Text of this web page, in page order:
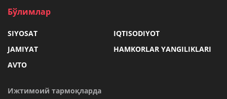
Бўлимлар
SIYOSAT
IQTISODIYOT
JAMIYAT
HAMKORLAR YANGILIKLARI
AVTO
Ижтимоий тармоқларда